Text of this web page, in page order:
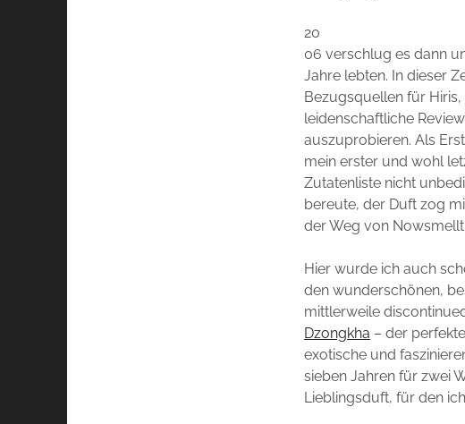
20
06 verschlug es dann
Jahre lebten. In dieser
Bezugsquellen für
leidenschaftliche
auszuprobieren. Als
mein erster und wohl
Zutatenliste nicht
bereute, der Duft zog
der Weg von
Hier wurde ich auch
den wunderschönen,
mittlerweile
Dzongkha – der
exotische und
sieben Jahren für zwei
Lieblingsduft, für den